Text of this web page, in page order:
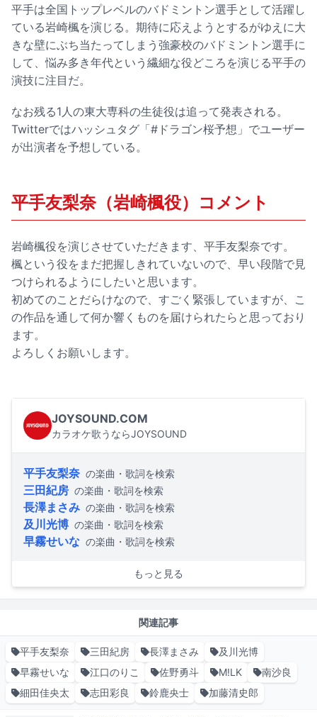
平手は全国トップレベルのバドミントン選手として活躍し
ている岩崎楓を演じる。期待に応えようとするがゆえに大
きな壁にぶち当たってしまう強豪校のバドミントン選手に
して、悩み多き年代という繊細な役どころを演じる平手の
演技に注目だ。
なお残る1人の東大専科の生徒役は追って発表される。
Twitterではハッシュタグ「#ドラゴン桜予想」でユーザー
が出演者を予想している。
平手友梨奈（岩崎楓役）コメント
岩崎楓役を演じさせていただきます、平手友梨奈です。
楓という役をまだ把握しきれていないので、早い段階で見
つけられるようにしたいと思います。
初めてのことだらけなので、すごく緊張していますが、こ
の作品を通して何か響くものを届けられたらと思っており
ます。
よろしくお願いします。
JOYSOUND.COM
カラオケ歌うならJOYSOUND
平手友梨奈 の楽曲・歌詞を検索
三田紀房 の楽曲・歌詞を検索
長澤まさみ の楽曲・歌詞を検索
及川光博 の楽曲・歌詞を検索
早霧せいな の楽曲・歌詞を検索
もっと見る
関連記事
平手友梨奈 三田紀房 長澤まさみ
及川光博
早霧せいな
江口のりこ 佐野勇斗 M!LK
南沙良
細田佳央太
志田彩良 鈴鹿央士 加藤清史郎